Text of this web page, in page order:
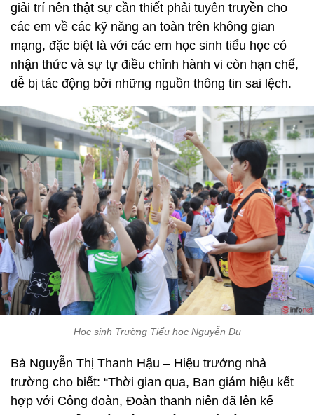
giải trí nên thật sự cần thiết phải tuyên truyền cho
các em về các kỹ năng an toàn trên không gian
mạng, đặc biệt là với các em học sinh tiểu học có
nhận thức và sự tự điều chỉnh hành vi còn hạn chế,
dễ bị tác động bởi những nguồn thông tin sai lệch.
Học sinh Trường Tiểu học Nguyễn Du
Bà Nguyễn Thị Thanh Hậu – Hiệu trưởng nhà
trường cho biết: “Thời gian qua, Ban giám hiệu kết
hợp với Công đoàn, Đoàn thanh niên đã lên kế